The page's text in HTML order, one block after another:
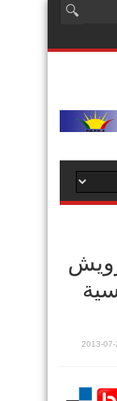
2013-07-